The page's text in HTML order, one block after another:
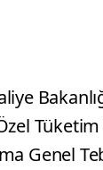
Tüketim
Genel